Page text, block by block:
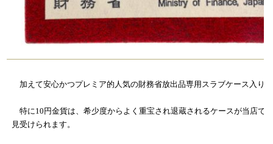
加えて安心かつプレミア的人気の財務省放出品専用スラブケース入り。
特に10円金貨は、希少度からよく重宝され退蔵されるケースが当店で
見受けられます。